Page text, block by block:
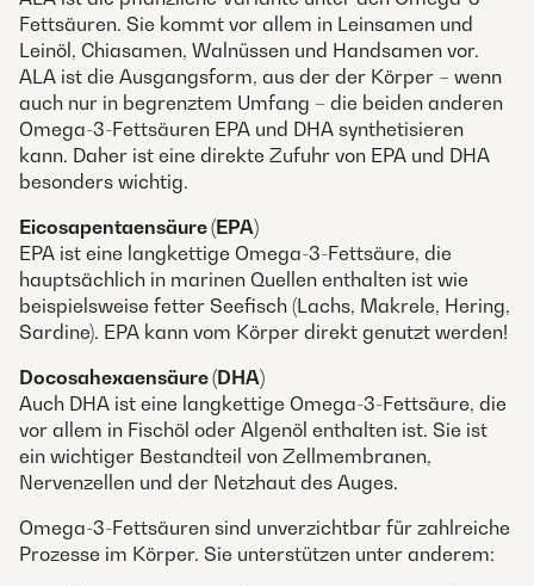
Fettsäuren. Sie kommt vor allem in Leinsamen und
Leinöl, Chiasamen, Walnüssen und Handsamen vor.
ALA ist die Ausgangsform, aus der der Körper – wenn
auch nur in begrenztem Umfang – die beiden anderen
Omega-3-Fettsäuren EPA und DHA synthetisieren
kann. Daher ist eine direkte Zufuhr von EPA und DHA
besonders wichtig.
Eicosapentaensäure (EPA)
EPA ist eine langkettige Omega-3-Fettsäure, die
hauptsächlich in marinen Quellen enthalten ist wie
beispielsweise fetter Seefisch (Lachs, Makrele, Hering,
Sardine). EPA kann vom Körper direkt genutzt werden!
Docosahexaensäure (DHA)
Auch DHA ist eine langkettige Omega-3-Fettsäure, die
vor allem in Fischöl oder Algenöl enthalten ist. Sie ist
ein wichtiger Bestandteil von Zellmembranen,
Nervenzellen und der Netzhaut des Auges.
Omega-3-Fettsäuren sind unverzichtbar für zahlreiche
Prozesse im Körper. Sie unterstützen unter anderem: